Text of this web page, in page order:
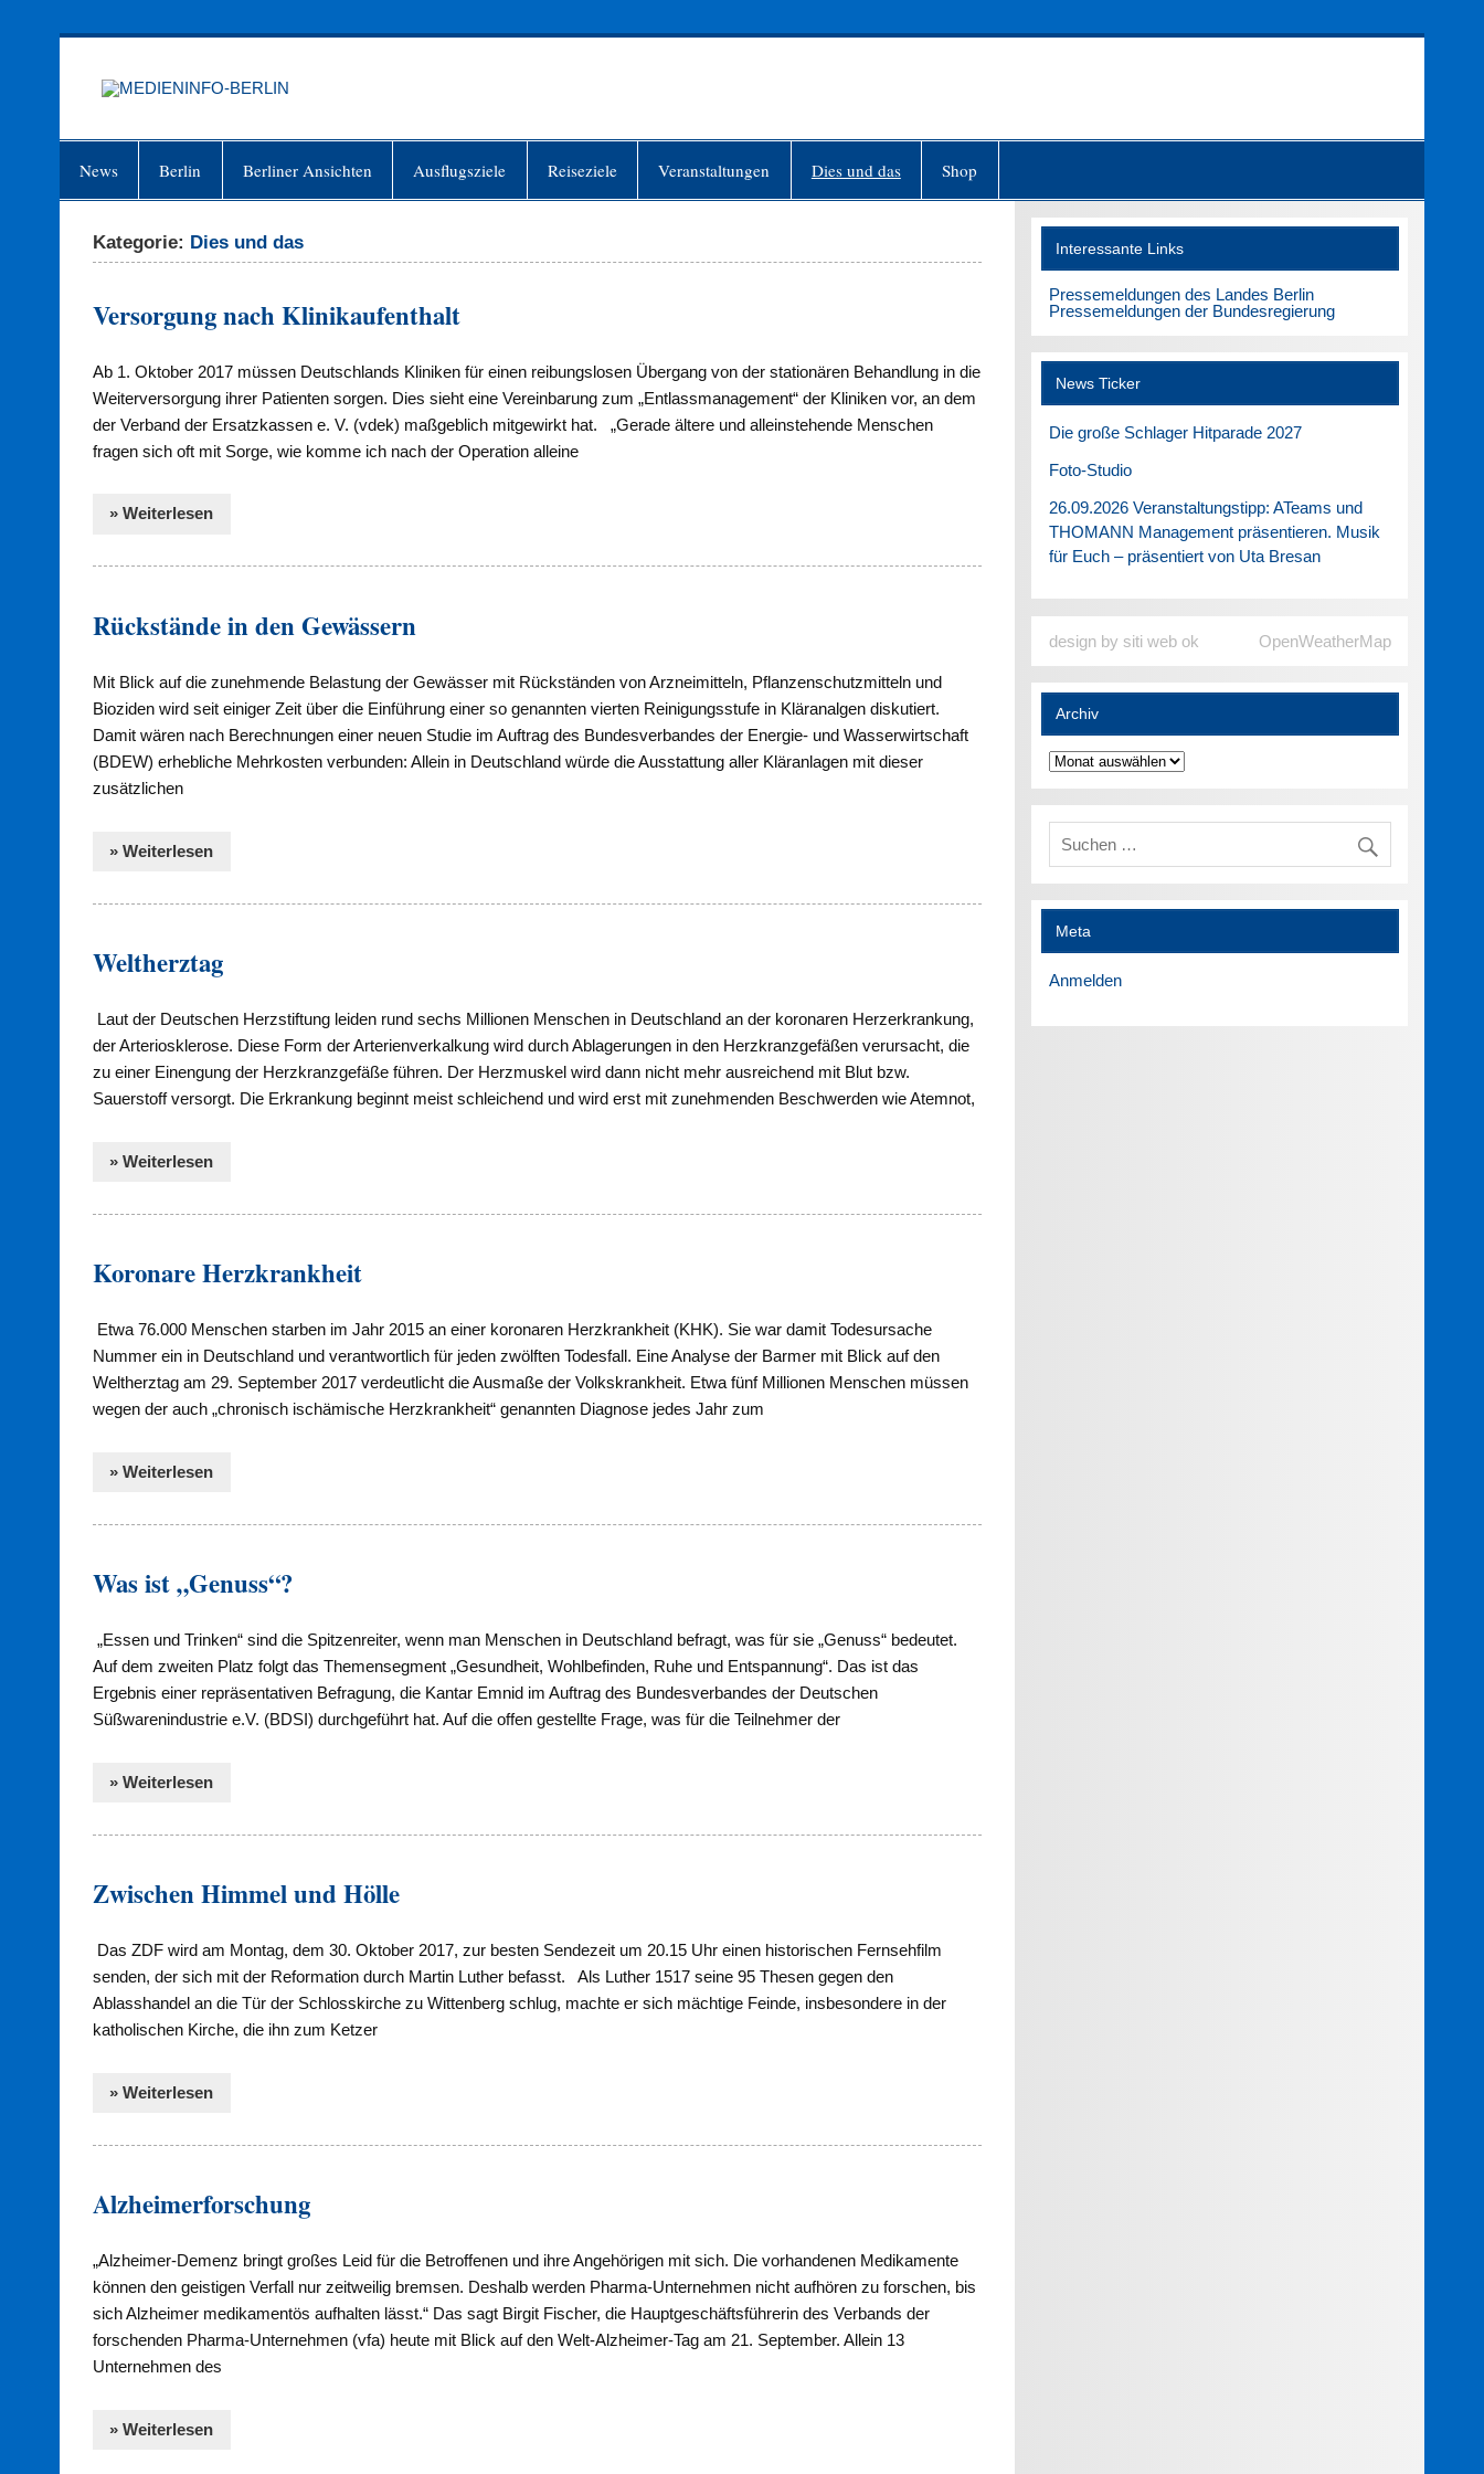
News Berlin Berliner Ansichten Ausflugsziele Reiseziele Veranstaltungen Dies und das Shop
Kategorie: Dies und das
Versorgung nach Klinikaufenthalt
Ab 1. Oktober 2017 müssen Deutschlands Kliniken für einen reibungslosen Übergang von der stationären Behandlung in die
Weiterversorgung ihrer Patienten sorgen. Dies sieht eine Vereinbarung zum „Entlassmanagement“ der Kliniken vor, an dem
der Verband der Ersatzkassen e. V. (vdek) maßgeblich mitgewirkt hat. „Gerade ältere und alleinstehende Menschen
fragen sich oft mit Sorge, wie komme ich nach der Operation alleine
» Weiterlesen
Rückstände in den Gewässern
Mit Blick auf die zunehmende Belastung der Gewässer mit Rückständen von Arzneimitteln, Pflanzenschutzmitteln und
Bioziden wird seit einiger Zeit über die Einführung einer so genannten vierten Reinigungsstufe in Kläranalgen diskutiert.
Damit wären nach Berechnungen einer neuen Studie im Auftrag des Bundesverbandes der Energie- und Wasserwirtschaft
(BDEW) erhebliche Mehrkosten verbunden: Allein in Deutschland würde die Ausstattung aller Kläranlagen mit dieser
zusätzlichen
» Weiterlesen
Weltherztag
Laut der Deutschen Herzstiftung leiden rund sechs Millionen Menschen in Deutschland an der koronaren Herzerkrankung,
der Arteriosklerose. Diese Form der Arterienverkalkung wird durch Ablagerungen in den Herzkranzgefäßen verursacht, die
zu einer Einengung der Herzkranzgefäße führen. Der Herzmuskel wird dann nicht mehr ausreichend mit Blut bzw.
Sauerstoff versorgt. Die Erkrankung beginnt meist schleichend und wird erst mit zunehmenden Beschwerden wie Atemnot,
» Weiterlesen
Koronare Herzkrankheit
Etwa 76.000 Menschen starben im Jahr 2015 an einer koronaren Herzkrankheit (KHK). Sie war damit Todesursache
Nummer ein in Deutschland und verantwortlich für jeden zwölften Todesfall. Eine Analyse der Barmer mit Blick auf den
Weltherztag am 29. September 2017 verdeutlicht die Ausmaße der Volkskrankheit. Etwa fünf Millionen Menschen müssen
wegen der auch „chronisch ischämische Herzkrankheit“ genannten Diagnose jedes Jahr zum
» Weiterlesen
Was ist „Genuss“?
„Essen und Trinken“ sind die Spitzenreiter, wenn man Menschen in Deutschland befragt, was für sie „Genuss“ bedeutet.
Auf dem zweiten Platz folgt das Themensegment „Gesundheit, Wohlbefinden, Ruhe und Entspannung“. Das ist das
Ergebnis einer repräsentativen Befragung, die Kantar Emnid im Auftrag des Bundesverbandes der Deutschen
Süßwarenindustrie e.V. (BDSI) durchgeführt hat. Auf die offen gestellte Frage, was für die Teilnehmer der
» Weiterlesen
Zwischen Himmel und Hölle
Das ZDF wird am Montag, dem 30. Oktober 2017, zur besten Sendezeit um 20.15 Uhr einen historischen Fernsehfilm
senden, der sich mit der Reformation durch Martin Luther befasst. Als Luther 1517 seine 95 Thesen gegen den
Ablasshandel an die Tür der Schlosskirche zu Wittenberg schlug, machte er sich mächtige Feinde, insbesondere in der
katholischen Kirche, die ihn zum Ketzer
» Weiterlesen
Alzheimerforschung
„Alzheimer-Demenz bringt großes Leid für die Betroffenen und ihre Angehörigen mit sich. Die vorhandenen Medikamente
können den geistigen Verfall nur zeitweilig bremsen. Deshalb werden Pharma-Unternehmen nicht aufhören zu forschen, bis
sich Alzheimer medikamentös aufhalten lässt.“ Das sagt Birgit Fischer, die Hauptgeschäftsführerin des Verbands der
forschenden Pharma-Unternehmen (vfa) heute mit Blick auf den Welt-Alzheimer-Tag am 21. September. Allein 13
Unternehmen des
» Weiterlesen
Interessante Links
Pressemeldungen des Landes Berlin
Pressemeldungen der Bundesregierung
News Ticker
Die große Schlager Hitparade 2027
Foto-Studio
26.09.2026 Veranstaltungstipp: ATeams und
THOMANN Management präsentieren. Musik
für Euch – präsentiert von Uta Bresan
design by siti web ok OpenWeatherMap
Archiv
Archiv
Meta
Anmelden